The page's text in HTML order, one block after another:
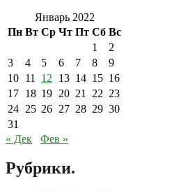
Январь 2022
Пн Вт Ср Чт Пт Сб Вс
1
2
3
4 5 6 7 8
9
10 11 12 13 14 15 16
17 18 19 20 21 22 23
24 25 26 27 28 29 30
31
« Дек
Фев »
Рубрики.